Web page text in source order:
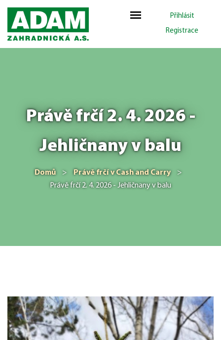
Přihlásit
Registrace
Právě frčí 2. 4. 2026 -
Jehličnany v balu
Domů > Právě frčí v Cash and Carry
>
Právě frčí 2. 4. 2026 - Jehličnany v balu